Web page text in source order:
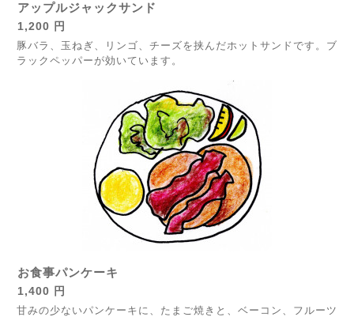
アップルジャックサンド
1,200 円
豚バラ、玉ねぎ、リンゴ、チーズを挟んだホットサンドです。ブ
ラックペッパーが効いています。
お食事パンケーキ
1,400 円
甘みの少ないパンケーキに、たまご焼きと、ベーコン、フルーツ